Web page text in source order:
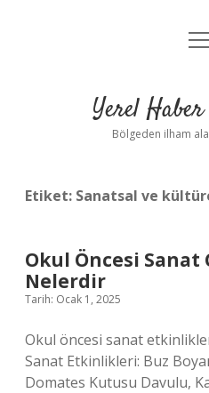
Yasal
Yerel
Bölgeden ilham
Etiket: Sanatsal ve
Okul Öncesi Sanat
Nelerdir
Tarih: Ocak 1, 2025
Okul öncesi sanat
Sanat Etkinlikleri: Buz
Domates Kutusu Davulu,